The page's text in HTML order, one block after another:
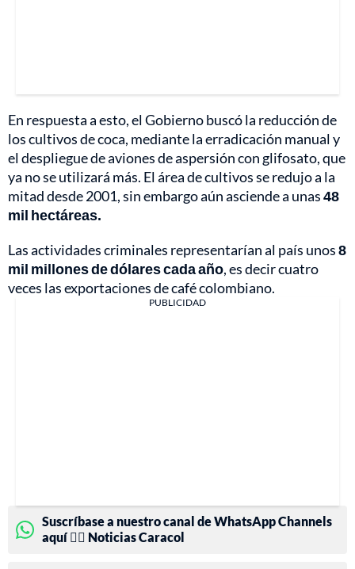
En respuesta a esto, el Gobierno buscó la reducción de
los cultivos de coca, mediante la erradicación manual y
el despliegue de aviones de aspersión con glifosato, que
ya no se utilizará más. El área de cultivos se redujo a la
mitad desde 2001, sin embargo aún asciende a unas48
mil hectáreas.
Las actividades criminales representarían al país unos8
mil millones de dólares cada año, es decir cuatro
veces las exportaciones de café colombiano.
PUBLICIDAD
Suscríbase a nuestro canal de WhatsApp Channels
aquí 👉🏻 Noticias Caracol